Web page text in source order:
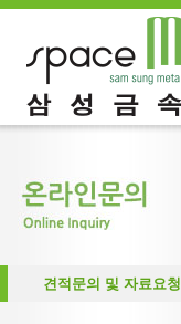
견적문의 및 자료요청